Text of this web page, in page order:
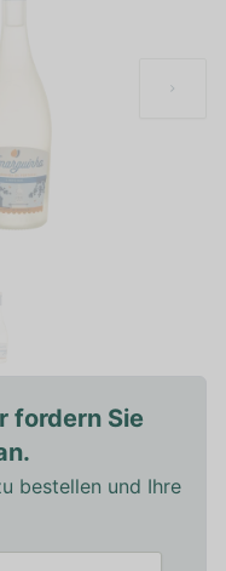
fordern Sie
bestellen und Ihre